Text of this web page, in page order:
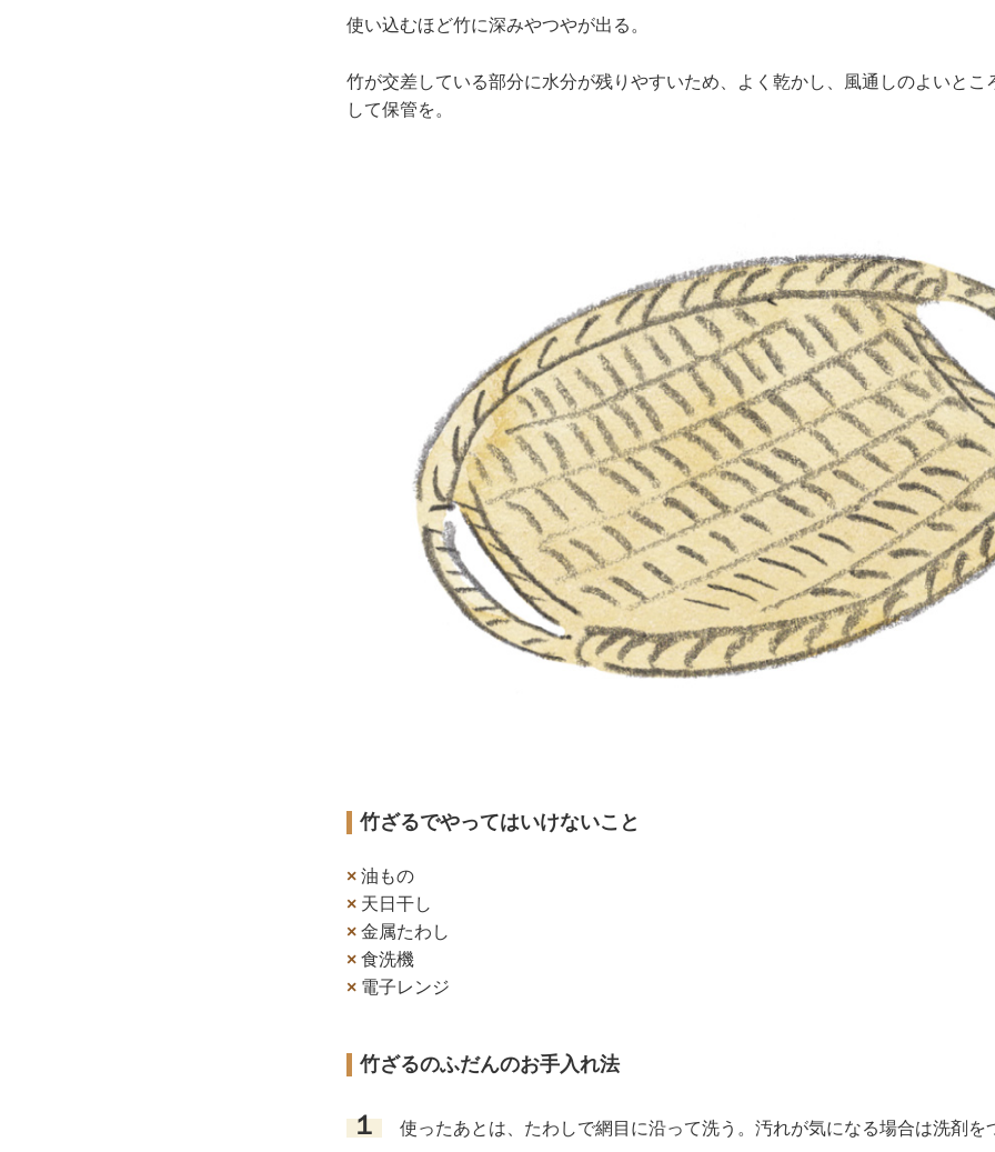
使い込むほど竹に深みやつやが出る。
竹が交差している部分に水分が残りやすいため、よく乾かし、風通しのよいとこ
して保管を。
竹ざるでやってはいけないこと
× 油もの
× 天日干し
× 金属たわし
× 食洗機
× 電子レンジ
竹ざるのふだんのお手入れ法
１ 使ったあとは、たわしで網目に沿って洗う。汚れが気になる場合は洗剤を